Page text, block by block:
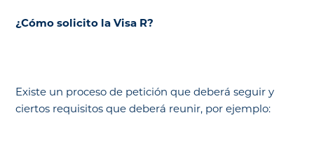
¿Cómo solicito la Visa R?
Existe un proceso de petición que deberá seguir y
ciertos requisitos que deberá reunir, por ejemplo: